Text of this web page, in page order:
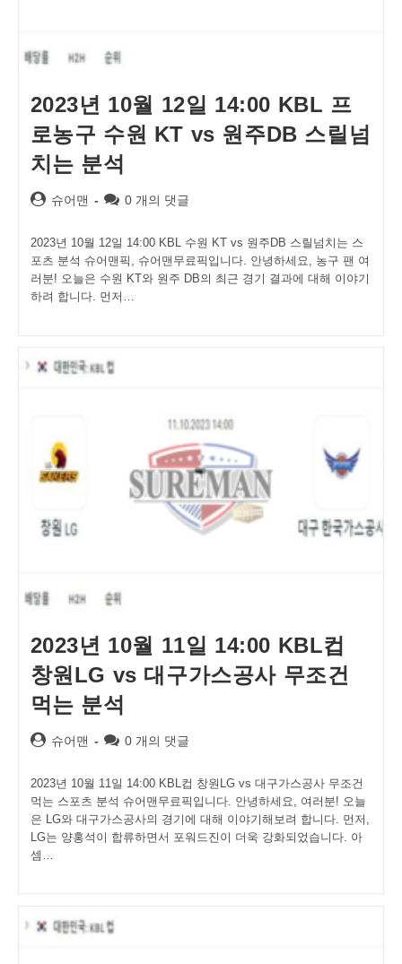
2023년 10월 12일 14:00 KBL 프
로농구 수원 KT vs 원주DB 스릴넘
치는 분석
Post슈어맨
Post0 개의 댓글
2023년 10월 12일 14:00 KBL 수원 KT vs 원주DB 스릴넘치는 스
포츠 분석 슈어맨픽, 슈어맨무료픽입니다. 안녕하세요, 농구 팬 여
러분! 오늘은 수원 KT와 원주 DB의 최근 경기 결과에 대해 이야기
하려 합니다. 먼저…
2023년 10월 11일 14:00 KBL컵
창원LG vs 대구가스공사 무조건
먹는 분석
Post슈어맨
Post0 개의 댓글
2023년 10월 11일 14:00 KBL컵 창원LG vs 대구가스공사 무조건
먹는 스포츠 분석 슈어맨무료픽입니다. 안녕하세요, 여러분! 오늘
은 LG와 대구가스공사의 경기에 대해 이야기해보려 합니다. 먼저,
LG는 양홍석이 합류하면서 포워드진이 더욱 강화되었습니다. 아
셈…